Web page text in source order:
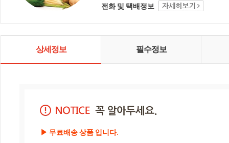
전화 및 택배정보
상세정보 필수정보